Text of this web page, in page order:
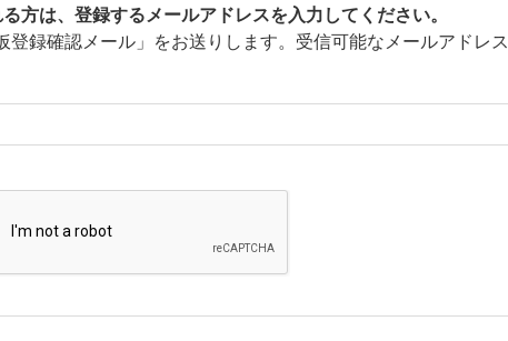
方は、登録するメールアドレスを入力してください。
登録確認メール」をお送りします。受信可能なメールアドレス